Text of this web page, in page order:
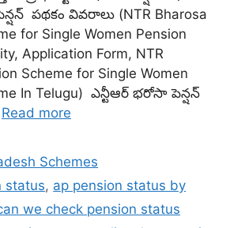
పథకం వివరాలు (NTR Bharosa
for Single Women Pension
Application Form, NTR
Scheme for Single Women
In Telugu) ఎన్టీఆర్ భరోసా పెన్షన్
Read more
Schemes
status, ap pension status by
we check pension status